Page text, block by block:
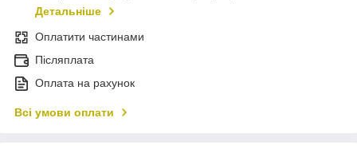
Детальніше
Оплатити частинами
Післяплата
Оплата на рахунок
Всі умови оплати